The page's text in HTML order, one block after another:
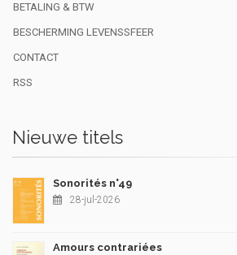
BETALING & BTW
BESCHERMING LEVENSSFEER
CONTACT
RSS
Nieuwe titels
Sonorités n°49
28-jul-2026
Amours contrariées